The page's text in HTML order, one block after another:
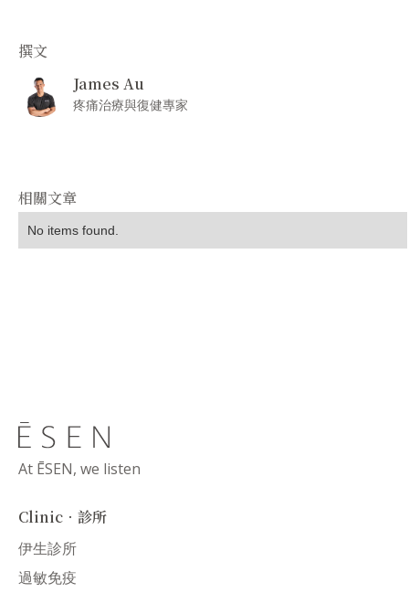
撰文
James Au
疼痛治療與復健專家
相關文章
No items found.
At ĒSEN, we listen
Clinic．診所
伊生診所
過敏免疫